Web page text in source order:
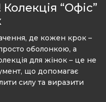
“Офіс”
де кожен крок –
оболонкою, а
для жінок – це не
що допомагає
силу та виразити